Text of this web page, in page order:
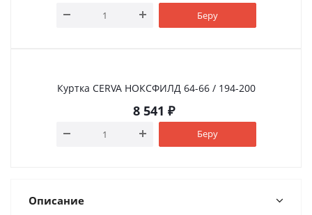
Беру
Куртка CERVA НОКСФИЛД 64-66 / 194-200
8 541 ₽
Беру
Описание